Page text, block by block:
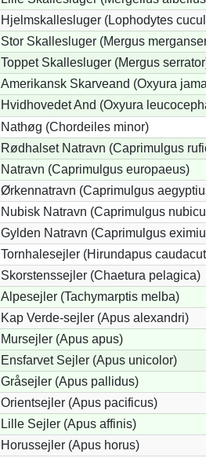
Hjelmskallesluger (Lophodytes
Stor Skallesluger (Mergus
Toppet Skallesluger (Mergus
Amerikansk Skarveand (Oxyura
Hvidhovedet And (Oxyura
Nathøg (Chordeiles minor)
Rødhalset Natravn (Caprimulgus
Natravn (Caprimulgus europaeus)
Ørkennatravn (Caprimulgus
Nubisk Natravn (Caprimulgus
Gylden Natravn (Caprimulgus
Tornhalesejler (Hirundapus
Skorstenssejler (Chaetura pelagica)
Alpesejler (Tachymarptis melba)
Kap Verde-sejler (Apus alexandri)
Mursejler (Apus apus)
Ensfarvet Sejler (Apus unicolor)
Gråsejler (Apus pallidus)
Orientsejler (Apus pacificus)
Lille Sejler (Apus affinis)
Horussejler (Apus horus)